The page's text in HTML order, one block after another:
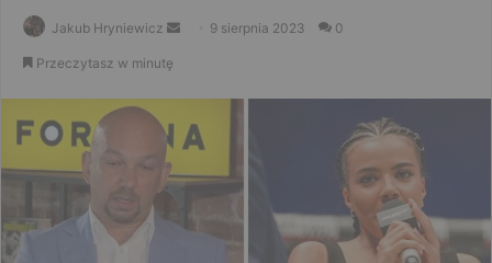
Jakub Hryniewicz
Send 9 sierpnia 2023 0
Przeczytasz w minutę